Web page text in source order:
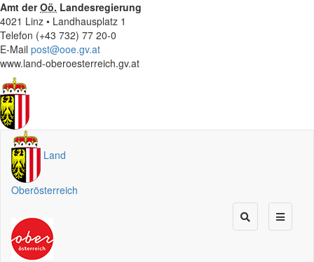
Amt derOö. Landesregierung
4021 Linz • Landhausplatz 1
Telefon (+43 732) 77 20-0
E-Mail post@ooe.gv.at
www.land-oberoesterreich.gv.at
Land
Oberösterreich